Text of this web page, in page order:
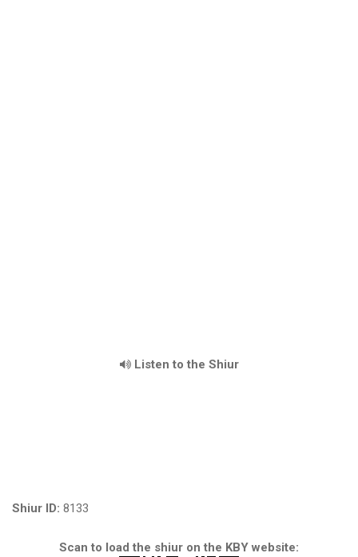
Listen to the Shiur
Shiur ID: 8133
Scan to load the shiur on the KBY website: